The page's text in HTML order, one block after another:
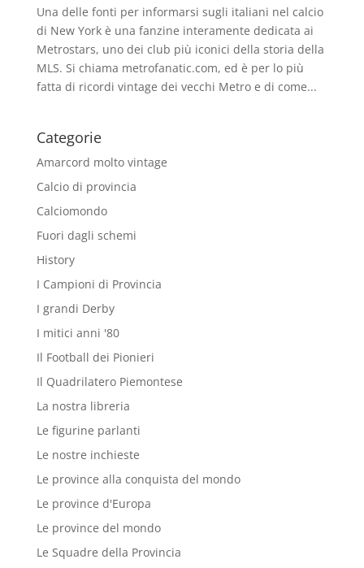
Una delle fonti per informarsi sugli italiani nel calcio
di New York è una fanzine interamente dedicata ai
Metrostars, uno dei club più iconici della storia della
MLS. Si chiama metrofanatic.com, ed è per lo più
fatta di ricordi vintage dei vecchi Metro e di come...
Categorie
Amarcord molto vintage
Calcio di provincia
Calciomondo
Fuori dagli schemi
History
I Campioni di Provincia
I grandi Derby
I mitici anni '80
Il Football dei Pionieri
Il Quadrilatero Piemontese
La nostra libreria
Le figurine parlanti
Le nostre inchieste
Le province alla conquista del mondo
Le province d'Europa
Le province del mondo
Le Squadre della Provincia